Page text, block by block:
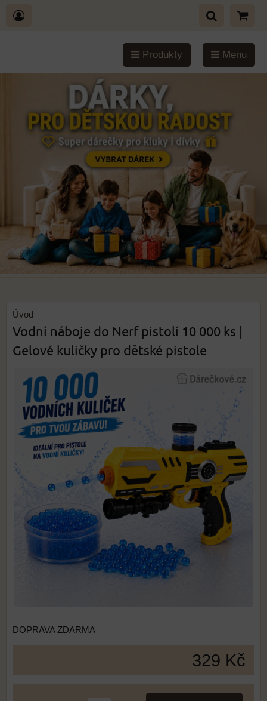
Produkty Menu
Úvod
Vodní náboje do Nerf pistolí 10 000 ks |
Gelové kuličky pro dětské pistole
DOPRAVA ZDARMA
329 Kč